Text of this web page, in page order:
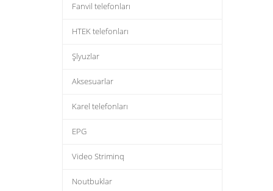
Fanvil telefonları
HTEK telefonları
Şlyuzlar
Aksesuarlar
Karel telefonları
EPG
Video Striminq
Noutbuklar